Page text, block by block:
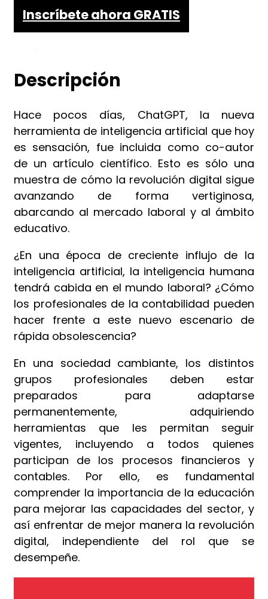
Inscríbete ahora GRATIS
Descripción
Hace pocos días, ChatGPT, la nueva
herramienta de inteligencia artificial que hoy
es sensación, fue incluida como co-autor
de un artículo científico. Esto es sólo una
muestra de cómo la revolución digital sigue
avanzando de forma vertiginosa,
abarcando al mercado laboral y al ámbito
educativo.
¿En una época de creciente influjo de la
inteligencia artificial, la inteligencia humana
tendrá cabida en el mundo laboral? ¿Cómo
los profesionales de la contabilidad pueden
hacer frente a este nuevo escenario de
rápida obsolescencia?
En una sociedad cambiante, los distintos
grupos profesionales deben estar
preparados para adaptarse
permanentemente, adquiriendo
herramientas que les permitan seguir
vigentes, incluyendo a todos quienes
participan de los procesos financieros y
contables. Por ello, es fundamental
comprender la importancia de la educación
para mejorar las capacidades del sector, y
así enfrentar de mejor manera la revolución
digital, independiente del rol que se
desempeñe.